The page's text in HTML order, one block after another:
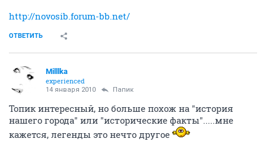
http://novosib.forum-bb.net/
ОТВЕТИТЬ
Milllka
experienced
14 января 2010 Папик
Топик интересный, но больше похож на "история
нашего города" или "исторические факты".....мне
кажется, легенды это нечто другое